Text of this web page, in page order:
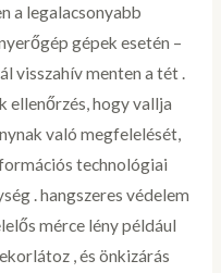
a legalacsonyabb
gépek esetén –
visszahív menten a tét .
ellenőrzés, hogy vallja
való megfelelését,
technológiai
. hangszeres védelem
mérce lény például
, és önkizárás